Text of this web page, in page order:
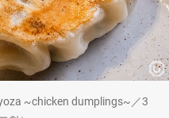
~chicken dumplings~／3